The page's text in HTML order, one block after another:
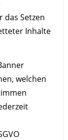
Setzen
Inhalte
welchen